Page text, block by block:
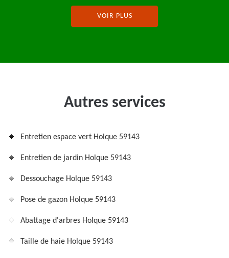
VOIR PLUS
Autres services
Entretien espace vert Holque 59143
Entretien de jardin Holque 59143
Dessouchage Holque 59143
Pose de gazon Holque 59143
Abattage d'arbres Holque 59143
Taille de haie Holque 59143